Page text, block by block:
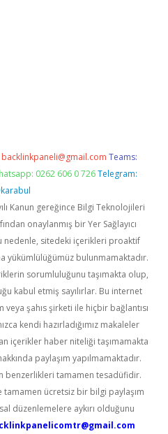
backlinkpaneli@gmail.com Teams:
0262 606 0 726 Telegram:
Kanun gereğince Bilgi Teknolojileri
onaylanmış bir Yer Sağlayıcı
nedenle, sitedeki içerikleri proaktif
yükümlülüğümüz bulunmamaktadır.
sorumluluğunu taşımakta olup,
kabul etmiş sayılırlar. Bu internet
şahıs şirketi ile hiçbir bağlantısı
kendi hazırladığımız makaleler
içerikler haber niteliği taşımamakta
paylaşım yapılmamaktadır.
benzerlikleri tamamen tesadüfidir.
tamamen ücretsiz bir bilgi paylaşım
düzenlemelere aykırı olduğunu